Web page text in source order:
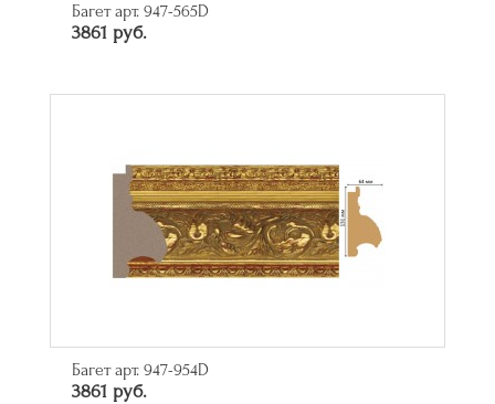
Багет арт. 947-565D
3861 руб.
Багет арт. 947-954D
3861 руб.